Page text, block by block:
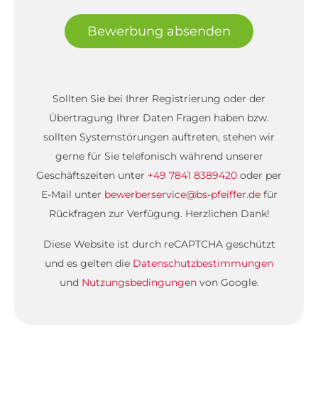
Bewerbung absenden
Sollten Sie bei Ihrer Registrierung oder der
Übertragung Ihrer Daten Fragen haben bzw.
sollten Systemstörungen auftreten, stehen wir
gerne für Sie telefonisch während unserer
Geschäftszeiten unter +49 7841 8389420 oder per
E-Mail unter bewerberservice@bs-pfeiffer.defür
Rückfragen zur Verfügung. Herzlichen Dank!
Diese Website ist durch reCAPTCHA geschützt
und es gelten die Datenschutzbestimmungen
und Nutzungsbedingungenvon Google.